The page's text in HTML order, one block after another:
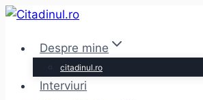
Skip
contentDespre mine
citadinul.ro
Interviuri